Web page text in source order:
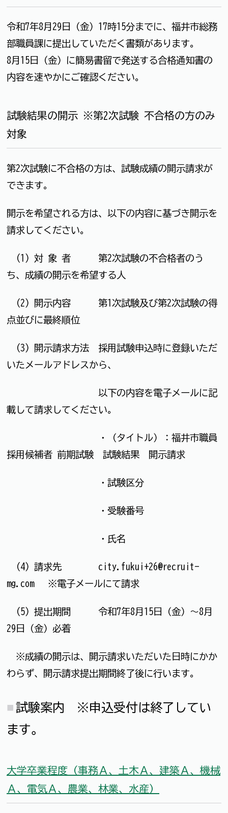
令和7年8月29日（金）17時15分までに、福井市総務
部職員課に提出していただく書類があります。
8月15日（金）に簡易書留で発送する合格通知書の
内容を速やかにご確認ください。
試験結果の開示 ※第2次試験 不合格の方のみ
対象
第2次試験に不合格の方は、試験成績の開示請求が
できます。
開示を希望される方は、以下の内容に基づき開示を
請求してください。
(1) 対 象 者 第2次試験の不合格者のう
ち、成績の開示を希望する人
(2) 開示内容 第1次試験及び第2次試験の得
点並びに最終順位
(3) 開示請求方法 採用試験申込時に登録いただ
いたメールアドレスから、
以下の内容を電子メールに記
載して請求してください。
・（タイトル）：福井市職員
採用候補者 前期試験 試験結果 開示請求
・試験区分
・受験番号
・氏名
(4) 請求先 city.fukui+26@recruit-
mg.com ※電子メールにて請求
(5) 提出期間 令和7年8月15日（金）～8月
29日（金）必着
※成績の開示は、開示請求いただいた日時にかか
わらず、開示請求提出期間終了後に行います。
試験案内 ※申込受付は終了してい
ます。
大学卒業程度（事務Ａ、土木Ａ、建築Ａ、機械
Ａ、電気Ａ、農業、林業、水産）